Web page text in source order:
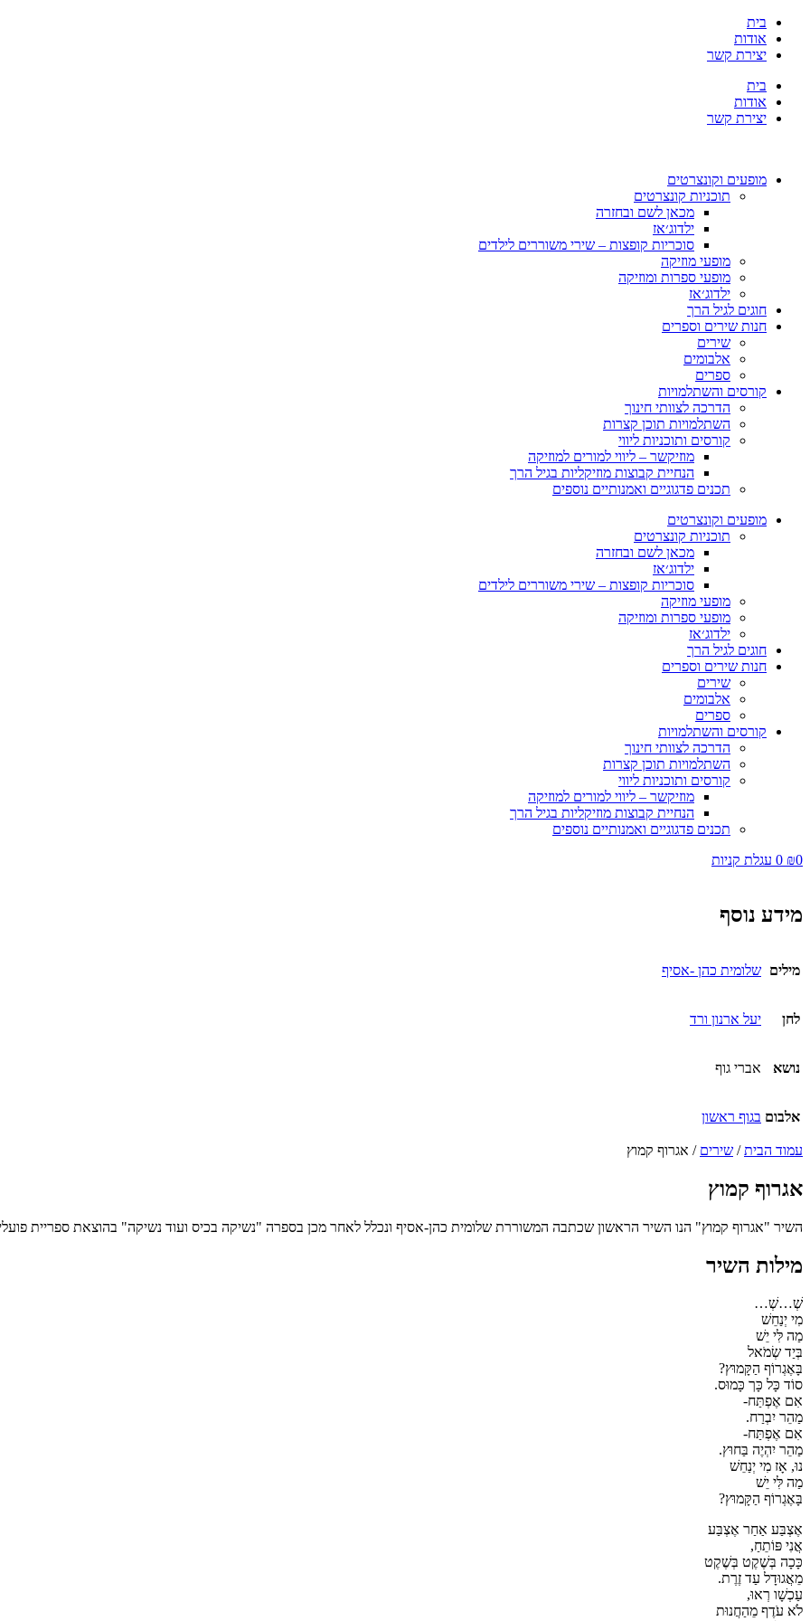
בית
אודות
יצירת קשר
בית
אודות
יצירת קשר
מופעים וקונצרטים
תוכניות קונצרטים
מכאן לשם ובחזרה
ילדוג׳אז
סוכריות קופצות – שירי משוררים לילדים
מופעי מוזיקה
מופעי ספרות ומוזיקה
ילדוג׳אז
חוגים לגיל הרך
חנות שירים וספרים
שירים
אלבומים
ספרים
קורסים והשתלמויות
הדרכה לצוותי חינוך
השתלמויות תוכן קצרות
קורסים ותוכניות ליווי
מוזיקשר – ליווי למורים למוזיקה
הנחיית קבוצות מוזיקליות בגיל הרך
תכנים פדגוגיים ואמנותיים נוספים
מופעים וקונצרטים
תוכניות קונצרטים
מכאן לשם ובחזרה
ילדוג׳אז
סוכריות קופצות – שירי משוררים לילדים
מופעי מוזיקה
מופעי ספרות ומוזיקה
ילדוג׳אז
חוגים לגיל הרך
חנות שירים וספרים
שירים
אלבומים
ספרים
קורסים והשתלמויות
הדרכה לצוותי חינוך
השתלמויות תוכן קצרות
קורסים ותוכניות ליווי
מוזיקשר – ליווי למורים למוזיקה
הנחיית קבוצות מוזיקליות בגיל הרך
תכנים פדגוגיים ואמנותיים נוספים
₪0
0 עגלת קניות
מידע נוסף
מילים שלומית כהן -אסיף
לחן יעל ארנון ורד
נושא אברי גוף
אלבום בגוף ראשון
עמוד הבית/ שירים / אגרוף קמוץ
אגרוף קמוץ
השיר "אגרוף קמוץ" הנו השיר הראשון שכתבה המשוררת שלומית כהן-אסיף ונכלל לאחר מכן בספרה "נשיקה בכיס ועוד נשיקה" בהוצאת ספריית
מילות השיר
שְׁ…שְׁ…
מִי יְנַחֵשׁ
מַה לִּי יֵשׁ
בְּיַד שְׂמֹאל
בָּאֶגְרוֹף הַקָּמוּץ?
סוֹד כָּל כָּך כָּמוּס.
אִם אֶפְתַּח-
מַהֵר יִבְרַח.
אִם אֶפְתַּח-
מַהֵר יִהְיֶה בַּחוּץ.
נוּ, אָז מִי יְנַחֵשׁ
מַה לִּי יֵשׁ
בָּאֶגְרוֹף הַקָּמוּץ?
אֶצְבַּע אַחַר אֶצְבַּע
אֲנִי פּוֹתֵחַ,
כָּכָה בְּשֶׁקֶט בְּשֶׁקֶט
מֵאֲגוּדָל עַד זֶרֶת.
עַכְשָׁו רְאוּ,
לֹא עֹדֶף מֵהַחֲנוּת